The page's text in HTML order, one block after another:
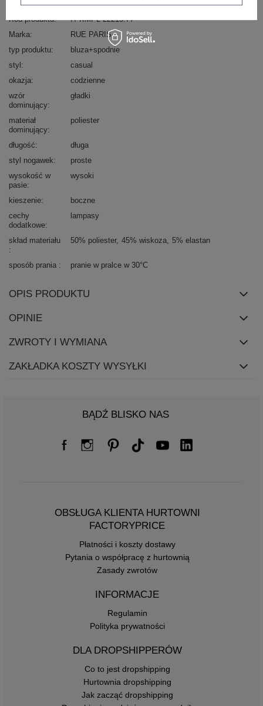
Kod produktu
IT-KMPL-22215.77
Marka
RUE PARIS
typ produktu
bluza+spodnie
styl
casual
okazja
codzienne
wzór
dominujący
gładki
materiał
dominujący
poliester
długość
długa
styl nogawek
proste
wysokość w
pasie
wysoki
kieszenie
boczne
cechy
dodatkowe
lampasy
skład materiału 50% poliester 45% wiskoza 5% elastan
sposób prania pranie w pralce w 30°C
OPIS PRODUKTU
OPINIE
ZWROTY I WYMIANA
ZAKŁADKA KOSZTY WYSYŁKI
BĄDŹ BLISKO NAS
OBSŁUGA KLIENTA HURTOWNI
FACTORYPRICE
Płatności i koszty dostawy
Pytania o współpracę z hurtownią
Zasady zwrotów
INFORMACJE
Regulamin
Polityka prywatności
DLA DROPSHIPPERÓW
Co to jest dropshipping
Hurtownia dropshipping
Jak zacząć dropshipping